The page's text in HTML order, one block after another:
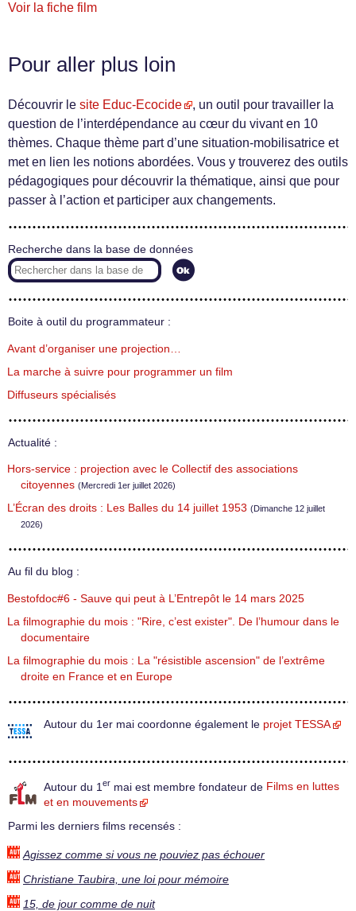
Voir la fiche film
Pour aller plus loin
Découvrir le site Educ-Ecocide
, un outil pour travailler la
question de l’interdépendance au cœur du vivant en 10
thèmes. Chaque thème part d’une situation-mobilisatrice et
met en lien les notions abordées. Vous y trouverez des outils
pédagogiques pour découvrir la thématique, ainsi que pour
passer à l’action et participer aux changements.
Recherche dans la base de données
Boite à outil du programmateur :
Avant d’organiser une projection…
La marche à suivre pour programmer un film
Diffuseurs spécialisés
Actualité :
Hors-service : projection avec le Collectif des associations
citoyennes (Mercredi 1er juillet 2026)
L’Écran des droits : Les Balles du 14 juillet 1953 (Dimanche 12 juillet
2026)
Au fil du blog :
Bestofdoc#6 - Sauve qui peut à L’Entrepôt le 14 mars 2025
La filmographie du mois : "Rire, c’est exister". De l’humour dans le
documentaire
La filmographie du mois : La "résistible ascension" de l’extrême
droite en France et en Europe
Autour du 1er mai coordonne également le projet TESSA
Autour du 1 er mai est membre fondateur de Films en luttes
et en mouvements
Parmi les derniers films recensés :
Agissez comme si vous ne pouviez pas échouer
Christiane Taubira, une loi pour mémoire
15, de jour comme de nuit